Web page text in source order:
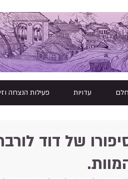
חלם עדויות פעילות הנצחה
של דוד